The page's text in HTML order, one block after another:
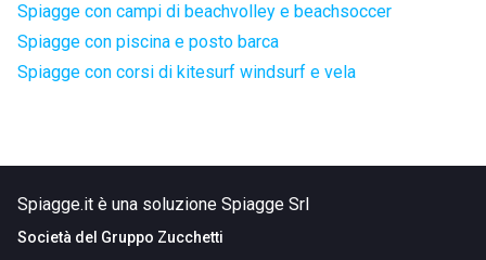
Spiagge con campi di beachvolley e beachsoccer
Spiagge con piscina e posto barca
Spiagge con corsi di kitesurf windsurf e vela
Spiagge.it è una soluzione Spiagge Srl
Società del Gruppo Zucchetti